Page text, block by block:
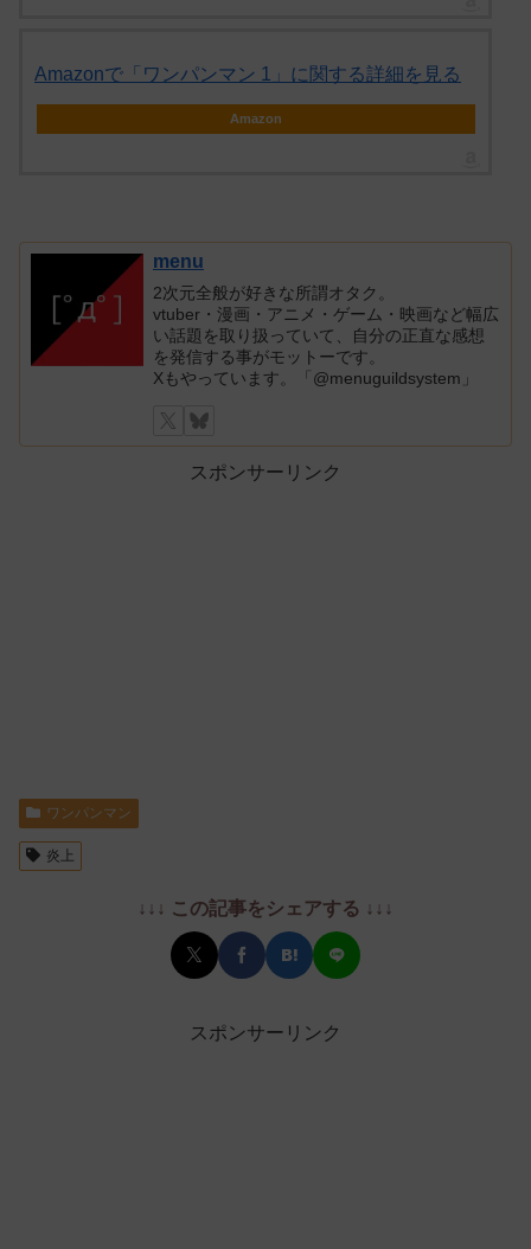
Amazonで「ワンパンマン 1」に関する詳細を見る
Amazon
menu
2次元全般が好きな所謂オタク。
vtuber・漫画・アニメ・ゲーム・映画など幅広
い話題を取り扱っていて、自分の正直な感想
を発信する事がモットーです。
Xもやっています。「@menuguildsystem」
スポンサーリンク
ワンパンマン
炎上
↓↓↓ この記事をシェアする ↓↓↓
スポンサーリンク